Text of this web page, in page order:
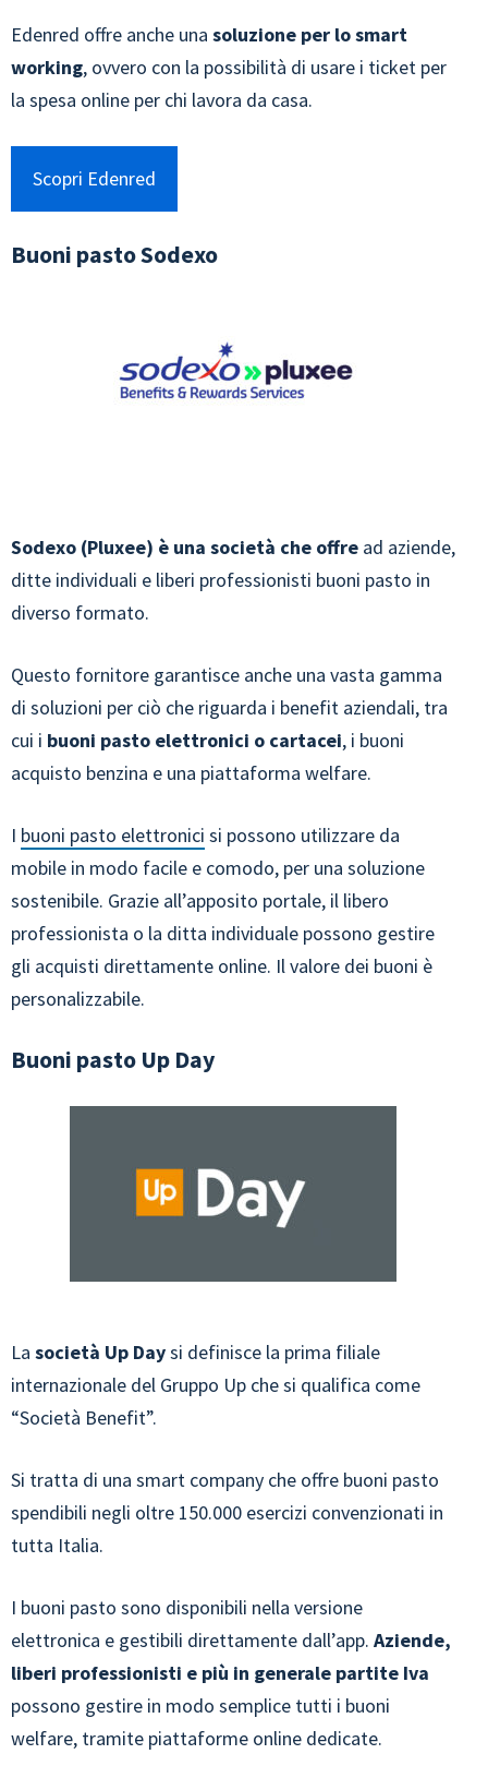
Edenred offre anche una soluzione per lo smart
working, ovvero con la possibilità di usare i ticket per
la spesa online per chi lavora da casa.
Scopri Edenred
Buoni pasto Sodexo
Sodexo (Pluxee) è una società che offre ad aziende,
ditte individuali e liberi professionisti buoni pasto in
diverso formato.
Questo fornitore garantisce anche una vasta gamma
di soluzioni per ciò che riguarda i benefit aziendali, tra
cui i buoni pasto elettronici o cartacei, i buoni
acquisto benzina e una piattaforma welfare.
I buoni pasto elettronici si possono utilizzare da
mobile in modo facile e comodo, per una soluzione
sostenibile. Grazie all’apposito portale, il libero
professionista o la ditta individuale possono gestire
gli acquisti direttamente online. Il valore dei buoni è
personalizzabile.
Buoni pasto Up Day
La società Up Daysi definisce la prima filiale
internazionale del Gruppo Up che si qualifica come
“Società Benefit”.
Si tratta di una smart company che offre buoni pasto
spendibili negli oltre 150.000 esercizi convenzionati in
tutta Italia.
I buoni pasto sono disponibili nella versione
elettronica e gestibili direttamente dall’app. Aziende,
liberi professionisti e più in generale partite Iva
possono gestire in modo semplice tutti i buoni
welfare, tramite piattaforme online dedicate.